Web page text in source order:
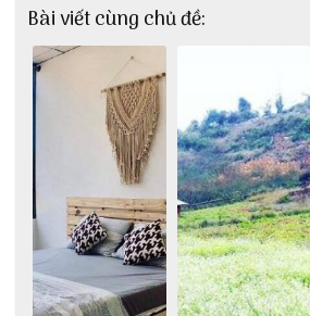
Bài viết cùng chủ đề: